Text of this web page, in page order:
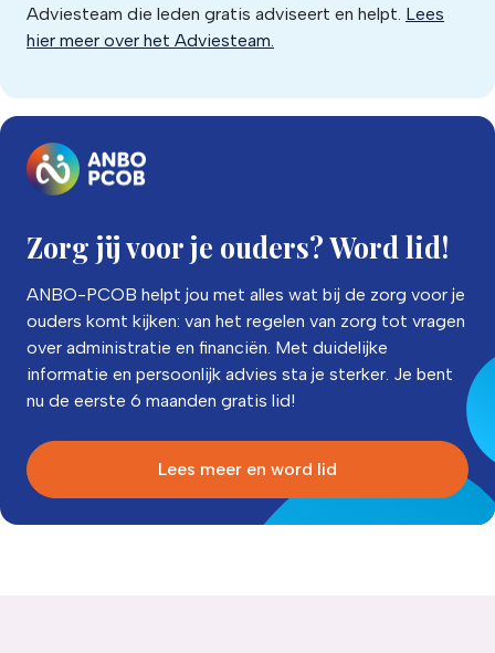
Adviesteam die leden gratis adviseert en helpt. Lees
hier meer over het Adviesteam.
Zorg jij voor je ouders? Word lid!
ANBO-PCOB helpt jou met alles wat bij de zorg voor je
ouders komt kijken: van het regelen van zorg tot vragen
over administratie en financiën. Met duidelijke
informatie en persoonlijk advies sta je sterker. Je bent
nu de eerste 6 maanden gratis lid!
Lees meer en word lid